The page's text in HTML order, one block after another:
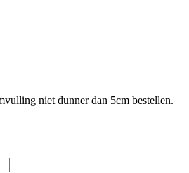
niet dunner dan 5cm bestellen.